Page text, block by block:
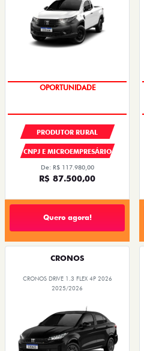
OPORTUNIDADE
PRODUTOR RURAL
CNPJ E MICROEMPRESÁRIO
De: R$ 117.980,00
R$ 87.500,00
Quero agora!
CRONOS
CRONOS DRIVE 1.3 FLEX 4P 2026
2025/2026